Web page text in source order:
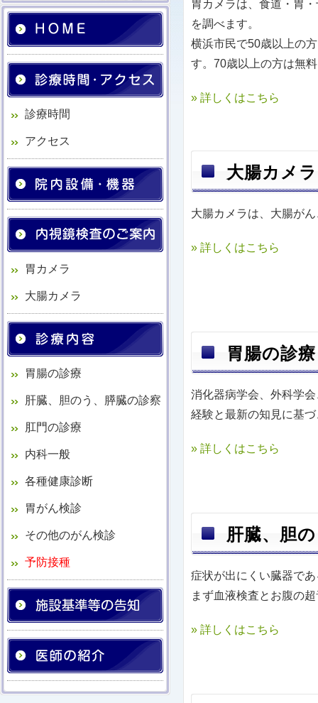
胃カメラは、食道・胃
を調べます。
横浜市民で50歳以上の
す。70歳以上の方は無
» 詳しくはこちら
大腸カメラ
大腸カメラは、大腸が
» 詳しくはこちら
胃腸の診療
消化器病学会、外科学
経験と最新の知見に基
» 詳しくはこちら
肝臓、胆
症状が出にくい臓器で
まず血液検査とお腹の
» 詳しくはこちら
診療時間
アクセス
胃カメラ
大腸カメラ
胃腸の診療
肝臓、胆のう、膵臓の診察
肛門の診療
内科一般
各種健康診断
胃がん検診
その他のがん検診
予防接種